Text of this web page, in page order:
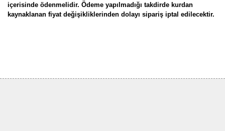
içerisinde ödenmelidir. Ödeme yapılmadığı takdirde kurdan
kaynaklanan fiyat değişikliklerinden dolayı sipariş iptal edilecektir.